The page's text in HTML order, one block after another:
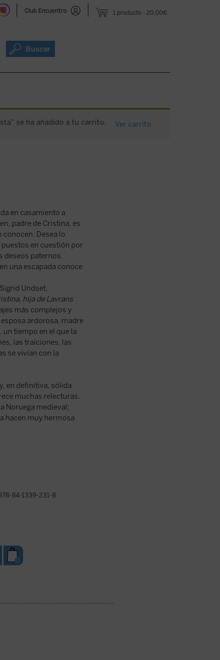
1 producto 20,00€
Club Encuentro
Buscar
se ha añadido a tu carrito. Ver carrito
en casamiento a
padre de Cristina, es
Desea lo
puestos en cuestión por
deseos paternos.
una escapada conoce
Undset,
hija de Lavrans
más complejos y
ardorosa, madre
tiempo en el que la
las traiciones, las
se vivían con la
en definitiva, sólida
muchas relecturas.
Noruega medieval;
hacen muy hermosa
84-1339-231-8